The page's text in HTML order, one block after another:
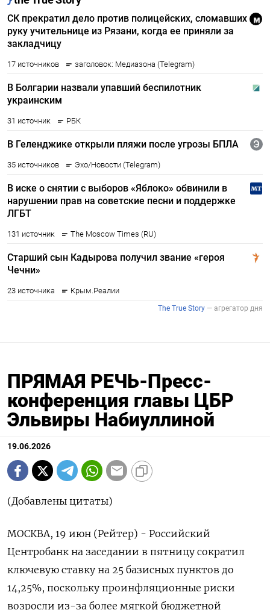
ПРЯМАЯ РЕЧЬ-Пресс-
конференция главы ЦБР
Эльвиры Набиуллиной
19.06.2026
(Добавлены цитаты)
МОСКВА, 19 июн (Рейтер) - Российский
Центробанк на заседании в пятницу сократил
ключевую ставку на 25 базисных пунктов до
14,25%, поскольку проинфляционные риски
возросли из-за более мягкой бюджетной